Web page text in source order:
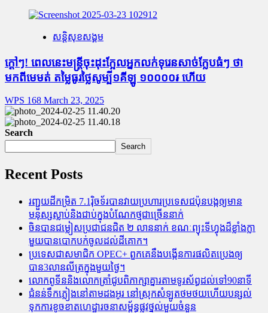
សន្តិសុខសង្គម
ក្តៅៗ! ពេលនេះមន្រ្តីចុះដុះក្អែលអ្នកលក់ទុរេនសាច់ក្លែបធំៗ ថា
មកពីមេមត់ តម្លៃធូរថ្លៃសូម្បី១គីឡូ ១០០០០៛ ហើយ
WPS 168 March 23, 2025
Search
Search
Recent Posts
រញ្ជួយដីកម្រិត​ 7.1រ៉ិចទ័របានវាយប្រហារប្រទេសជប៉ុនបង្កឲ្យមាន
មនុស្សស្លាប់​និង​ជាប់ក្នុងបំណែកថ្មជាច្រើននាក់
ចិនបានជម្លៀសប្រជាជនជិត ២ លាននាក់ ខណៈព្យុះទីហ្វុងដ៏ខ្លាំងក្លា
មួយបានបោកបក់ចូលដល់ដីគោក។
ប្រទេសជាសមាជិក OPEC+​ ពួកគេនឹងបង្កើនការផលិតប្រេងឲ្យ
បាន3លានលីត្រក្នុងមួយថ្ងៃ។
លោកពូទីននិងលោកត្រាំជូបពិភាក្សាគ្នារតាមទូរស័ព្ធដល់ទៅ90នាទី
ជំនន់​ទឹកភ្លៀង​នៅ​តាម​ដងអូរ​ នៅ​ស្រុក​សំឡូត​ថមថយ​ហើយ​បន្សល់​
ទុក​ការ​ខូចខាត​ហេដ្ឋារចនាសម្ព័ន្ធ​ផ្លូវថ្នល់​មួយ​ចំនួន